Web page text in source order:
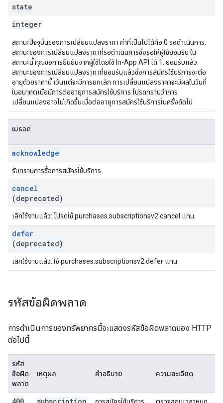
state
integer
สถานะปัจจุบันของการเปลี่ยนแปลงราคา ค่าที่เป็นไปได้คือ 0 รอดำเนินการ:
สถานะของการเปลี่ยนแปลงราคาที่รอดำเนินการซึ่งรอให้ผู้ใช้ยอมรับ ใน
สถานะนี้ คุณขอการยืนยันจากผู้ใช้โดยใช้ In-App API ได้ 1. ยอมรับแล้ว:
สถานะของการเปลี่ยนแปลงราคาที่ยอมรับแล้วซึ่งการสมัครใช้บริการจะต่อ
อายุด้วยราคานี้ เว้นแต่จะมีการยกเลิก การเปลี่ยนแปลงราคาจะมีผลในวันที่
ในอนาคตเมื่อมีการต่ออายุการสมัครใช้บริการ โปรดทราบว่าการ
เปลี่ยนแปลงอาจไม่เกิดขึ้นเมื่อต่ออายุการสมัครใช้บริการในครั้งถัดไป
เมธอด
acknowledge
รับทราบการซื้อการสมัครใช้บริการ
cancel
(deprecated)
เลิกใช้งานแล้ว: โปรดใช้ purchases.subscriptionsv2.cancel แทน
defer
(deprecated)
เลิกใช้งานแล้ว: ใช้ purchases.subscriptionsv2.defer แทน
รหัสข้อผิดพลาด
การดำเนินการของทรัพยากรนี้จะแสดงรหัสข้อผิดพลาดของ HTTP
ต่อไปนี้
รหัส
ข้อผิด
พลาด
เหตุผล คำอธิบาย ความละเอียด